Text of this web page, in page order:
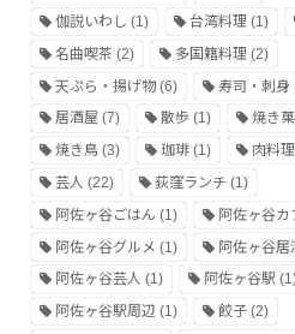
伽説いわし (1) 台湾料理(1)
名曲喫茶 (2) 多国籍料理(2)
天ぷら・揚げ物 (6) 寿司・刺身
居酒屋 (7) 散歩(1) 焼き
焼き鳥 (3) 珈琲(1) 肉料理
芸人 (22) 荻窪ランチ(1)
阿佐ヶ谷ごはん (1) 阿佐ヶ谷カ
阿佐ヶ谷グルメ (1) 阿佐ヶ谷居
阿佐ヶ谷芸人 (1) 阿佐ヶ谷駅
阿佐ヶ谷駅周辺 (1) 餃子(2)